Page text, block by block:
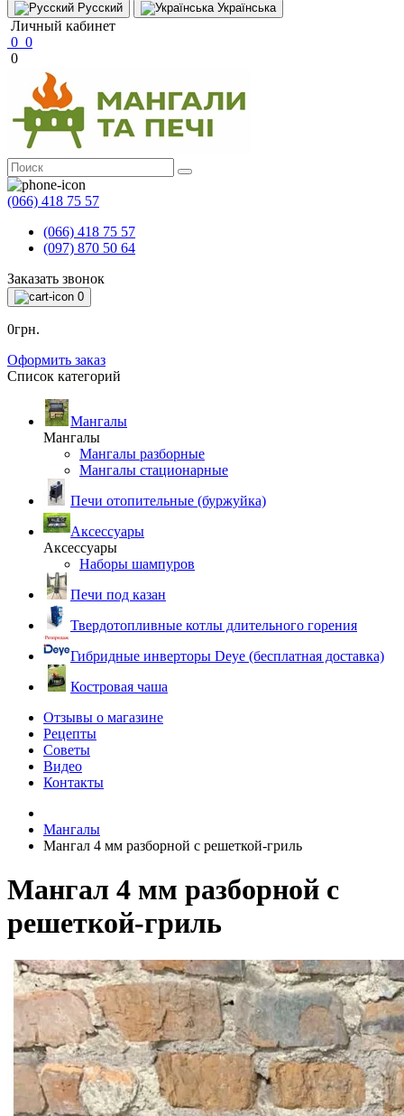
Русский
Українська
Личный кабинет
0 0
0
(066) 418 75 57
(066) 418 75 57
(097) 870 50 64
Заказать звонок
0
0грн.
Оформить заказ
Список категорий
Мангалы
Мангалы
Мангалы разборные
Мангалы стационарные
Печи отопительные (буржуйка)
Аксессуары
Аксессуары
Наборы шампуров
Печи под казан
Твердотопливные котлы длительного горения
Гибридные инверторы Deye (бесплатная доставка)
Костровая чаша
Отзывы о магазине
Рецепты
Советы
Видео
Контакты
Мангалы
Мангал 4 мм разборной с решеткой-гриль
Мангал 4 мм разборной с
решеткой-гриль